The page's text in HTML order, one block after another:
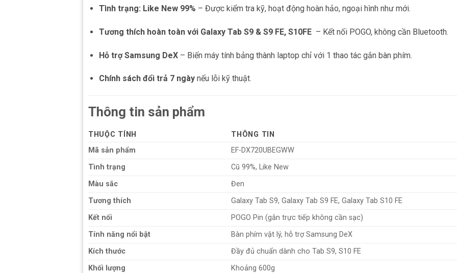
Tình trạng: Like New 99% – Được kiểm tra kỹ, hoạt động hoàn hảo, ngoại hình như mới.
Tương thích hoàn toàn với Galaxy Tab S9 & S9 FE, S10FE – Kết nối POGO, không cần Bluetooth.
Hỗ trợ Samsung DeX– Biến máy tính bảng thành laptop chỉ với 1 thao tác gắn bàn phím.
Chính sách đổi trả 7 ngàynếu lỗi kỹ thuật.
Thông tin sản phẩm
THUỘC TÍNH
THÔNG TIN
Mã sản phẩm
EF-DX720UBEGWW
Tình trạng
Cũ 99%, Like New
Màu sắc
Đen
Tương thích
Galaxy Tab S9, Galaxy Tab S9 FE, Galaxy Tab S10 FE
Kết nối
POGO Pin (gắn trực tiếp không cần sạc)
Tính năng nổi bật
Bàn phím vật lý, hỗ trợ Samsung DeX
Kích thước
Đầy đủ chuẩn dành cho Tab S9, S10 FE
Khối lượng
Khoảng 600g